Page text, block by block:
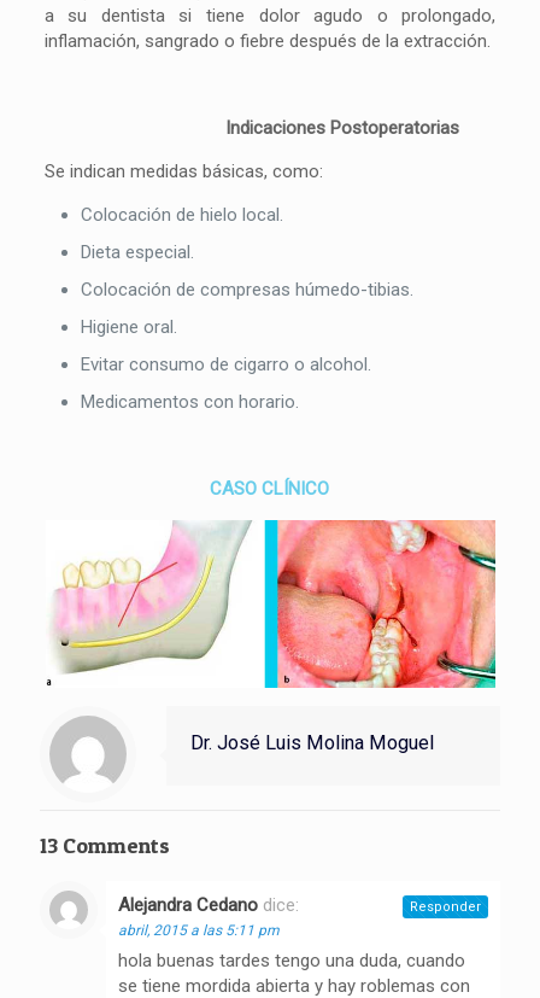
a su dentista si tiene dolor agudo o prolongado,
inflamación, sangrado o fiebre después de la extracción.
Indicaciones Postoperatorias
Se indican medidas básicas, como:
Colocación de hielo local.
Dieta especial.
Colocación de compresas húmedo-tibias.
Higiene oral.
Evitar consumo de cigarro o alcohol.
Medicamentos con horario.
CASO CLÍNICO
Dr. José Luis Molina Moguel
13 Comments
Alejandra Cedano dice:
abril, 2015 a las 5:11 pm
hola buenas tardes tengo una duda, cuando
se tiene mordida abierta y hay roblemas con
Responder